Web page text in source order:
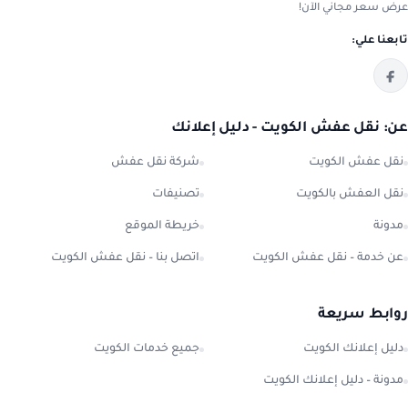
عرض سعر مجاني الآن!
تابعنا علي:
عن: نقل عفش الكويت - دليل إعلانك
نقل عفش الكويت شركة نقل عفش
نقل العفش بالكويت تصنيفات
مدونة خريطة الموقع
عن خدمة – نقل عفش الكويت اتصل بنا – نقل عفش الكويت
روابط سريعة
دليل إعلانك الكويت جميع خدمات الكويت
مدونة – دليل إعلانك الكويت